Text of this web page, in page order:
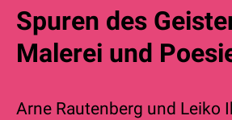
Spuren des
Malerei und
Arne Rautenberg und Leiko